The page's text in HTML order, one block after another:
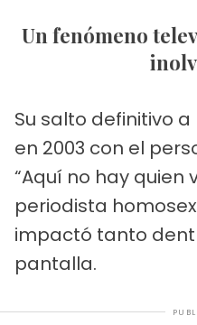
Un fenómeno televisivo y un personaje
Su salto definitivo
en 2003 con el
“Aquí no hay quien
periodista
impactó tanto
pantalla.